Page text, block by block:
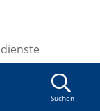
Suchen